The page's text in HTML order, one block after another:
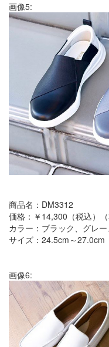
画像5:
商品名：DM3312
価格：￥14,300（税込）
カラー：ブラック、グレ
サイズ：24.5cm～27.0cm
画像6: